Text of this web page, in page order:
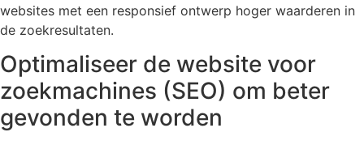
websites met een responsief ontwerp hoger waarderen in
de zoekresultaten.
Optimaliseer de website voor
zoekmachines (SEO) om beter
gevonden te worden